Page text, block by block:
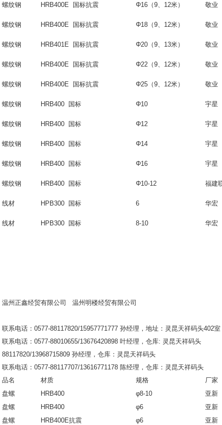
螺纹钢 HRB400E 国标抗震 Φ16（9、12米） 敬业
螺纹钢 HRB400E 国标抗震 Φ18 （9、 12米） 敬业
螺纹钢 HRB401E 国标抗震 Φ20 （9、 13米） 敬业
螺纹钢 HRB400E 国标抗震 Φ22（9、12米） 敬业
螺纹钢 HRB400E 国标抗震 Φ25（9、12米） 敬业
螺纹钢 HRB400 国标 Φ10 宇星
螺纹钢 HRB400 国标 Φ12 宇星
螺纹钢 HRB400 国标 Φ14 宇星
螺纹钢 HRB400 国标 Φ16 宇星
螺纹钢 HRB400 国标 Φ10-12 福建
线材 HPB300 国标 6 华宏
线材 HPB300 国标 8-10 华宏
温州正鑫经贸有限公司 温州明楼经贸有限公司
联系电话：0577-88117820/15957771777 孙经理，地址：灵昆天祥码头402室
联系电话：0577-88010655/13676420898 叶经理，仓库: 灵
88117820/13968715809 孙经理，仓库：灵昆天祥码头
联系电话：0577-88117707/13616771178 陈经理，仓库：灵昆天祥码头
品名
材质 规格
厂家
盘螺
HRB400 φ8-10
亚新
盘螺
HRB400 φ6
亚新
盘螺
HRB400E抗震 φ6
亚新